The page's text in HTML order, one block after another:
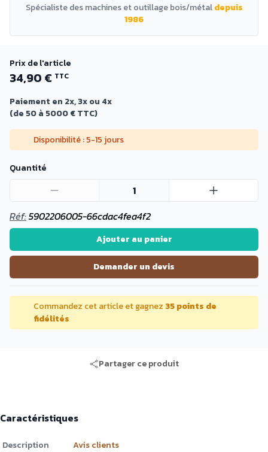
Spécialiste des machines et outillage bois/métaldepuis
1986
Prix de l'article
34,90 € TTC
Paiement en 2x, 3x ou 4x
(de 50 à 5000 € TTC)
Disponibilité : 5-15 jours
Quantité
1
Réf:5902206005-66cdac4fea4f2
Ajouter au panier
Demander un devis
Commandez cet article et gagnez 35 points de
fidélités
Partager ce produit
Caractéristiques
Description Avis clients